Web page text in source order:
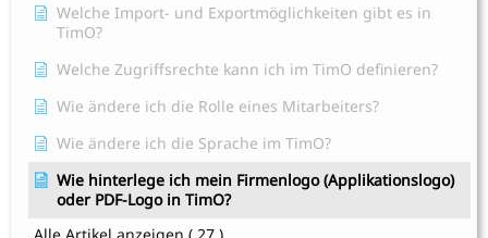
Welche Import- und Exportmöglichkeiten gibt es in
TimO?
Welche Zugriffsrechte kann ich im TimO definieren?
Wie ändere ich die Rolle eines Mitarbeiters?
Wie ändere ich die Sprache im TimO?
Wie hinterlege ich mein Firmenlogo (Applikationslogo)
oder PDF-Logo in TimO?